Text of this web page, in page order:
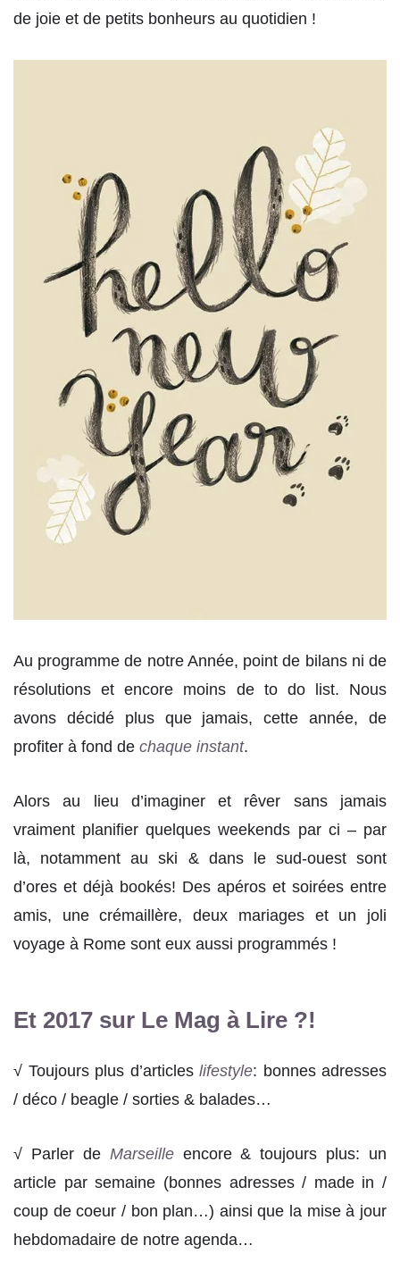
de joie et de petits bonheurs au quotidien !
Au programme de notre Année, point de bilans ni de
résolutions et encore moins de to do list. Nous
avons décidé plus que jamais, cette année, de
profiter à fond de chaque instant.
Alors au lieu d’imaginer et rêver sans jamais
vraiment planifier quelques weekends par ci – par
là, notamment au ski & dans le sud-ouest sont
d’ores et déjà bookés! Des apéros et soirées entre
amis, une crémaillère, deux mariages et un joli
voyage à Rome sont eux aussi programmés !
Et 2017 sur Le Mag à Lire ?!
√ Toujours plus d’articles lifestyle: bonnes adresses
/ déco / beagle / sorties & balades…
√ Parler de Marseilleencore & toujours plus: un
article par semaine (bonnes adresses / made in /
coup de coeur / bon plan…) ainsi que la mise à jour
hebdomadaire de notre agenda…